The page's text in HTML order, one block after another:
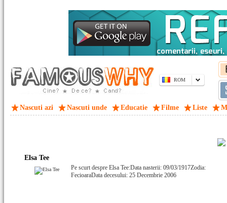
ROM
Nascuti azi Nascuti unde Educatie Filme Liste
Elsa Tee
Pe scurt despre Elsa Tee:Data nasterii: 09/03/1917Zodia:
FecioaraData decesului: 25 Decembrie 2006